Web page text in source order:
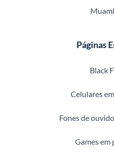
Páginas
Black
Celulares
Fones de
Games em